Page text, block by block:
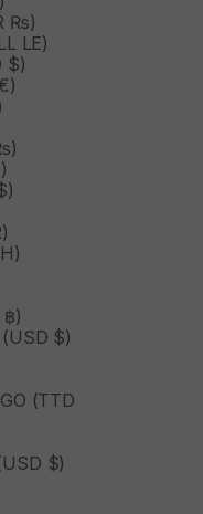
₨)
LE)
$)
)
$)
(TTD
$)